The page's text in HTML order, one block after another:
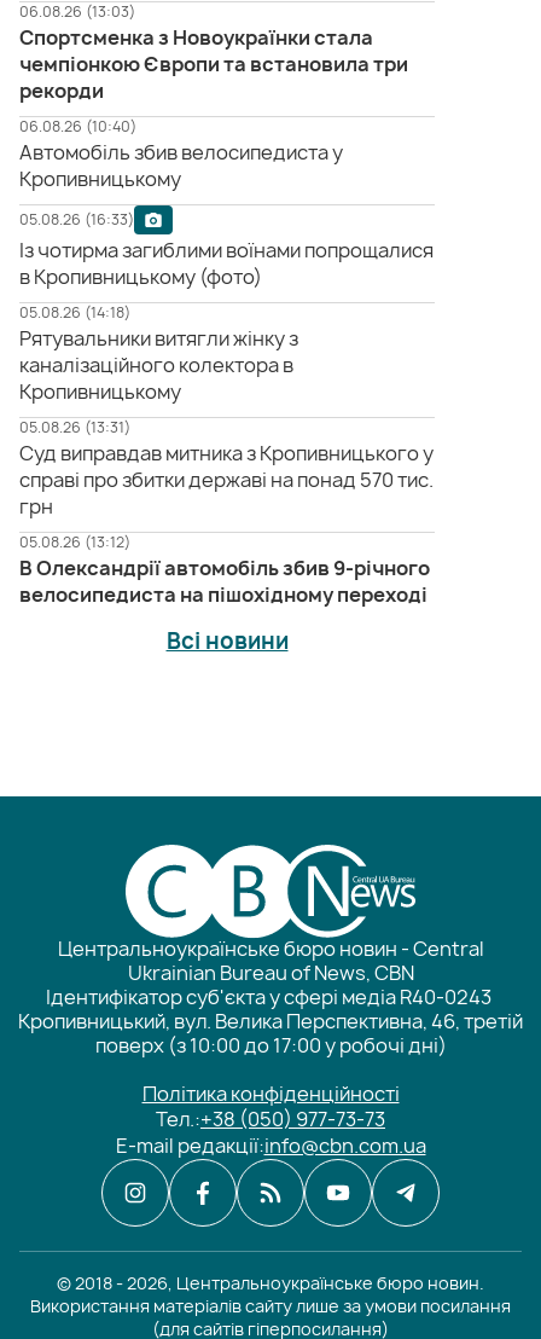
06.08.26 (13:03)
Спортсменка з Новоукраїнки стала
чемпіонкою Європи та встановила три
рекорди
06.08.26 (10:40)
Автомобіль збив велосипедиста у
Кропивницькому
05.08.26 (16:33)
Із чотирма загиблими воїнами попрощалися
в Кропивницькому (фото)
05.08.26 (14:18)
Рятувальники витягли жінку з
каналізаційного колектора в
Кропивницькому
05.08.26 (13:31)
Суд виправдав митника з Кропивницького у
справі про збитки державі на понад 570 тис.
грн
05.08.26 (13:12)
В Олександрії автомобіль збив 9-річного
велосипедиста на пішохідному переході
Всі новини
Центральноукраїнське бюро новин - Central
Ukrainian Bureau of News, CBN
Ідентифікатор суб'єкта у сфері медіа R40-0243
Кропивницький, вул. Велика Перспективна, 46, третій
поверх (з 10:00 до 17:00 у робочі дні)
Політика конфіденційності
Тел.:+38 (050) 977-73-73
E-mail редакції:info@cbn.com.ua
© 2018 - 2026, Центральноукраїнське бюро новин.
Використання матеріалів сайту лише за умови посилання
(для сайтів гіперпосилання)